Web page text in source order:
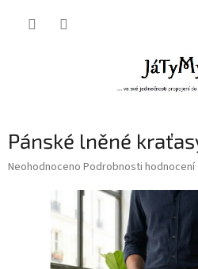
Pánské lněné
Průměrné
Neohodnoceno Podrobnosti hodnocení